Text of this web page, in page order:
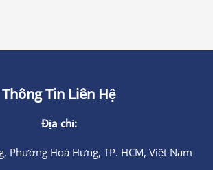
Thông Tin Liên Hệ
Địa chỉ:
Phường Hoà Hưng, TP. HCM, Việt Nam